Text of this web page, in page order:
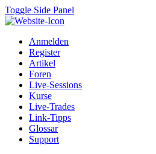
Toggle Side Panel
Anmelden
Register
Artikel
Foren
Live-Sessions
Kurse
Live-Trades
Link-Tipps
Glossar
Support